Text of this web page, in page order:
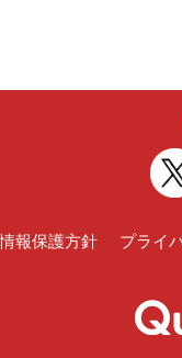
報保護方針 プライ